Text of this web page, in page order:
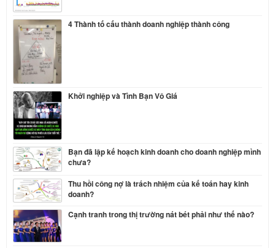
4 Thành tố cấu thành doanh nghiệp thành công
Khởi nghiệp và Tình Bạn Vô Giá
Bạn đã lập kế hoạch kinh doanh cho doanh nghiệp mình
chưa?
Thu hồi công nợ là trách nhiệm của kế toán hay kinh
doanh?
Cạnh tranh trong thị trường nát bét phải như thế nào?